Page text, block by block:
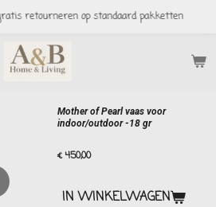
retourneren op standaard pakketten
Mother of Pearl vaas voor
indoor/outdoor -18 gr
€ 450,00
IN WINKELWAGEN